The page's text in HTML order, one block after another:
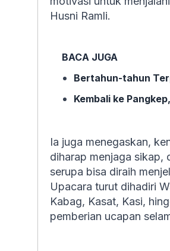
Husni Ramli.
BACA JUGA
Bertahun-tahun
Kembali ke
Ia juga menegaskan,
diharap menjaga sikap,
serupa bisa diraih
Upacara turut dihadiri
Kabag, Kasat, Kasi,
pemberian ucapan